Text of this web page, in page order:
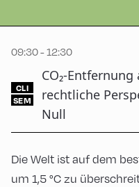
09:30 - 12:30
CLI
SEM
CO₂-
rechtliche
Null
Die Welt ist auf dem
um 1,5 °C zu